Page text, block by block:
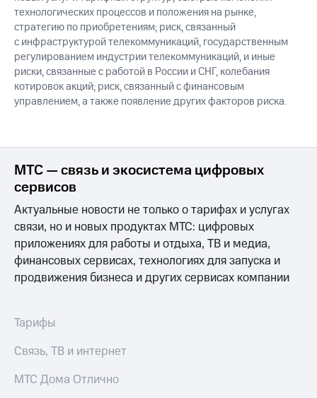
технологических процессов и положения на рынке,
стратегию по приобретениям; риск, связанный
с инфраструктурой телекоммуникаций, государственным
регулированием индустрии телекоммуникаций, и иные
риски, связанные с работой в России и СНГ, колебания
котировок акций; риск, связанный с финансовым
управлением, а также появление других факторов риска.
МТС — связь и экосистема цифровых
сервисов
Актуальные новости не только о тарифах и услугах
связи, но и новых продуктах МТС: цифровых
приложениях для работы и отдыха, ТВ и медиа,
финансовых сервисах, технологиях для запуска и
продвижения бизнеса и других сервисах компании
Тарифы
Связь, ТВ и интернет
МТС Дома Отлично